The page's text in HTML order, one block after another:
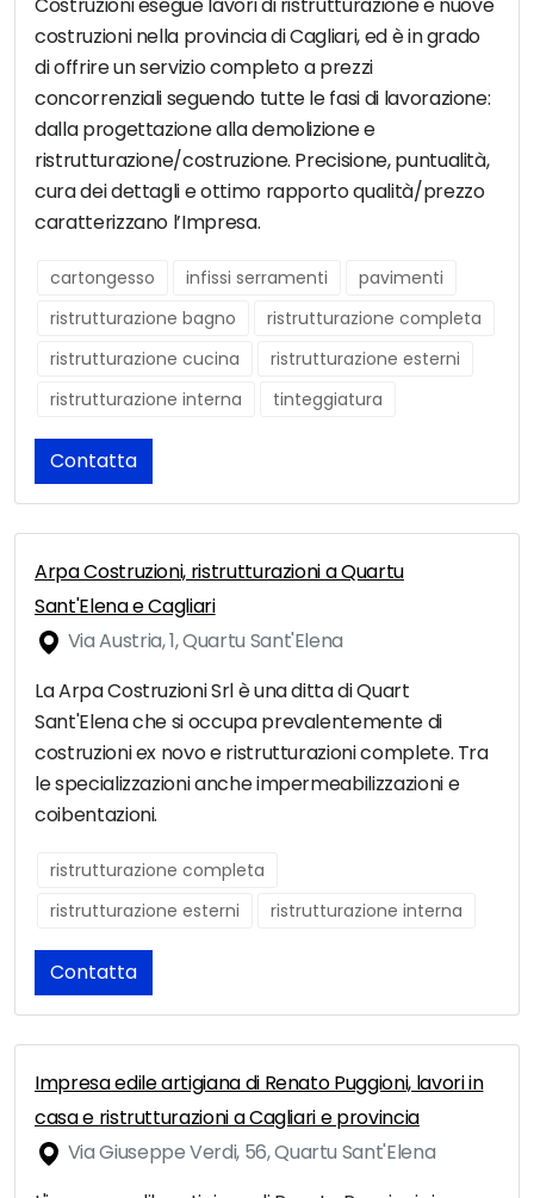
Costruzioni esegue lavori di ristrutturazione e nuove
costruzioni nella provincia di Cagliari, ed è in grado
di offrire un servizio completo a prezzi
concorrenziali seguendo tutte le fasi di lavorazione:
dalla progettazione alla demolizione e
ristrutturazione/costruzione. Precisione, puntualità,
cura dei dettagli e ottimo rapporto qualità/prezzo
caratterizzano l’Impresa.
cartongesso infissi serramenti
pavimenti
ristrutturazione bagno
ristrutturazione completa
ristrutturazione cucina
ristrutturazione esterni
ristrutturazione interna
tinteggiatura
Contatta
Arpa Costruzioni, ristrutturazioni a Quartu
Sant'Elena e Cagliari
Via Austria, 1, Quartu Sant'Elena
La Arpa Costruzioni Srl è una ditta di Quart
Sant'Elena che si occupa prevalentemente di
costruzioni ex novo e ristrutturazioni complete. Tra
le specializzazioni anche impermeabilizzazioni e
coibentazioni.
ristrutturazione completa
ristrutturazione esterni
ristrutturazione interna
Contatta
Impresa edile artigiana di Renato Puggioni, lavori in
casa e ristrutturazioni a Cagliari e provincia
Via Giuseppe Verdi, 56, Quartu Sant'Elena